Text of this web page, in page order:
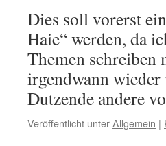
Dies soll vorerst
Haie“ werden, da
Themen schreiben
irgendwann
Dutzende andere
Veröffentlicht unterAllgemein |